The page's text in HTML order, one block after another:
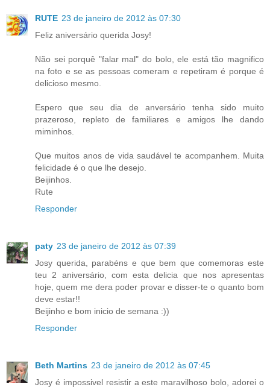
RUTE 23 de janeiro de 2012 às 07:30
Feliz aniversário querida Josy!
Não sei porquê "falar mal" do bolo, ele está tão magnifico
na foto e se as pessoas comeram e repetiram é porque é
delicioso mesmo.
Espero que seu dia de anversário tenha sido muito
prazeroso, repleto de familiares e amigos lhe dando
miminhos.
Que muitos anos de vida saudável te acompanhem. Muita
felicidade é o que lhe desejo.
Beijinhos.
Rute
Responder
paty 23 de janeiro de 2012 às 07:39
Josy querida, parabéns e que bem que comemoras este
teu 2 aniversário, com esta delicia que nos apresentas
hoje, quem me dera poder provar e disser-te o quanto bom
deve estar!!
Beijinho e bom inicio de semana :))
Responder
Beth Martins 23 de janeiro de 2012 às 07:45
Josy é impossivel resistir a este maravilhoso bolo, adorei o